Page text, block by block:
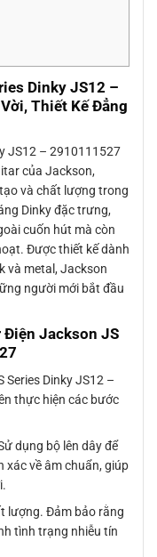
Dinky JS12 –
Thiết Kế Đẳng
JS12 – 2910111527
của Jackson,
và chất lượng trong
Dinky đặc trưng,
cuốn hút mà còn
Được thiết kế dành
và metal, Jackson
người mới bắt đầu
Điện Jackson JS
Dinky JS12 –
thực hiện các bước
dụng bộ lên dây để
xác về âm chuẩn, giúp
lượng. Đảm bảo rằng
tình trạng nhiễu tín